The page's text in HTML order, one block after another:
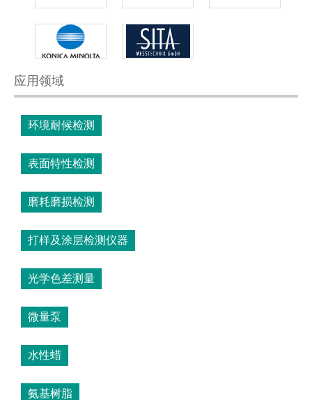
应用领域
环境耐候检测
表面特性检测
磨耗磨损检测
打样及涂层检测仪器
光学色差测量
微量泵
水性蜡
氨基树脂